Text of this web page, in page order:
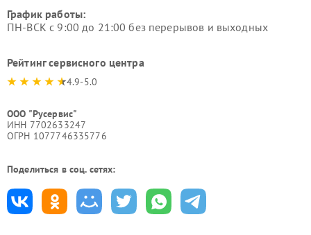
График работы:
ПН-ВСК с 9:00 до 21:00 без перерывов и выходных
Рейтинг сервисного центра
4.9-5.0
ООО "Русервис"
ИНН 7702633247
ОГРН 1077746335776
Поделиться в соц. сетях: